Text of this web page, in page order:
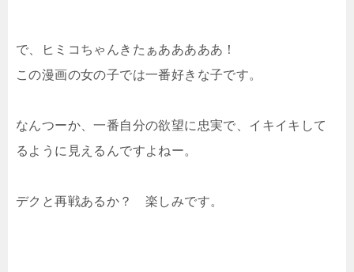
で、ヒミコちゃんきたぁあああああ！
この漫画の女の子では一番好きな子です。
なんつーか、一番自分の欲望に忠実で、イキイキして
るように見えるんですよねー。
デクと再戦あるか？ 楽しみです。